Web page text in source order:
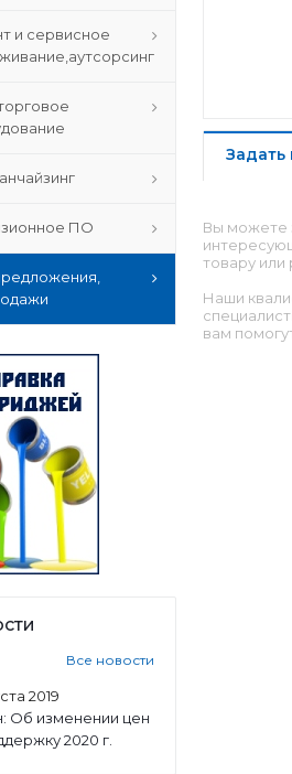
и сервисное
ПО
Все новости
2019
Об изменении цен
2020 г.
Задать
Вы можете
товару или
Наши
вам